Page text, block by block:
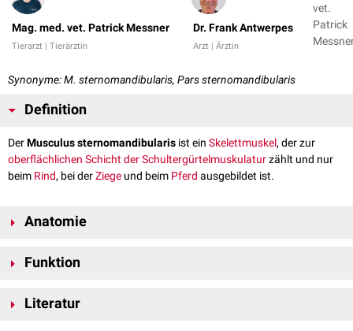
Mag. med. vet. Patrick Messner
Tierarzt | Tierärztin
Dr. Frank Antwerpes
Arzt | Ärztin
vet.
Patrick
Synonyme: M. sternomandibularis, Pars sternomandibularis
Definition
DerMusculus sternomandibularis ist ein Skelettmuskel, der zur
oberflächlichen Schicht der Schultergürtelmuskulaturzählt und nur
beim Rind, bei derZiege und beim Pferd ausgebildet ist.
Anatomie
Musculus sternomastoideus
sternomandibularis.
Funktion
und Abbeugen des
Literatur